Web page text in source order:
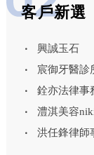
客戶新選
興誠玉石
宸御牙醫診
銓亦法律事
澧淇美容
洪任鋒律師